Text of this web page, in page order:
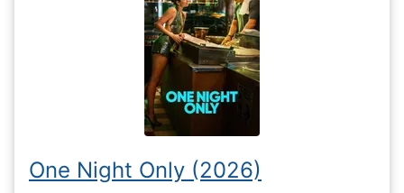
One Night Only (2026)